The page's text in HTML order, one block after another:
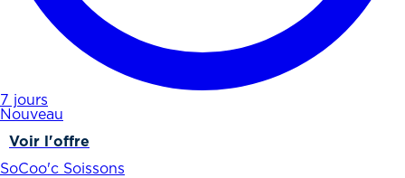
7 jours
Nouveau
Voir l'offre
SoCoo'c Soissons